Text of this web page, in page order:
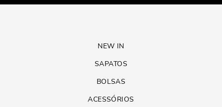
NEW IN
SAPATOS
BOLSAS
ACESSÓRIOS